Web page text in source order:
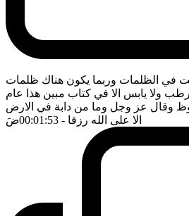
ست في الظلمات وربما يكون هناك ظلمات
رطب ولا يابس الا في كتاب مبين هذا عام
وقال عز وجل وما من دابة في الارض
الا على الله رزقا - 00:01:53 ضَ